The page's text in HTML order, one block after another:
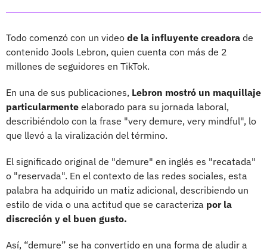
Todo comenzó con un video de la influyente creadora de
contenido Jools Lebron, quien cuenta con más de 2
millones de seguidores en TikTok.
En una de sus publicaciones, Lebron mostró un maquillaje
particularmente elaborado para su jornada laboral,
describiéndolo con la frase "very demure, very mindful", lo
que llevó a la viralización del término.
El significado original de "demure" en inglés es "recatada"
o "reservada". En el contexto de las redes sociales, esta
palabra ha adquirido un matiz adicional, describiendo un
estilo de vida o una actitud que se caracteriza por la
discreción y el buen gusto.
Así, “demure” se ha convertido en una forma de aludir a